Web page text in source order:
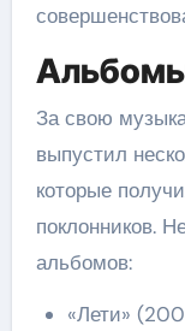
За свою
выпустил
которые
поклонников.
альбомов:
«Лети»